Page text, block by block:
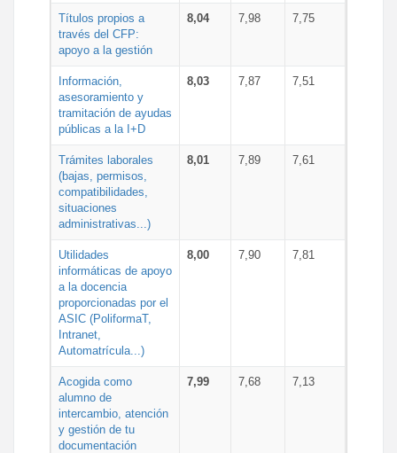
Títulos propios a
través del CFP:
apoyo a la gestión
8,04 7,98 7,75
Información,
asesoramiento y
tramitación de ayudas
públicas a la I+D
8,03 7,87 7,51
Trámites laborales
(bajas, permisos,
compatibilidades,
situaciones
administrativas...)
8,01 7,89 7,61
Utilidades
informáticas de apoyo
a la docencia
proporcionadas por el
ASIC (PoliformaT,
Intranet,
Automatrícula...)
8,00 7,90 7,81
Acogida como
alumno de
intercambio, atención
y gestión de tu
documentación
7,99 7,68 7,13